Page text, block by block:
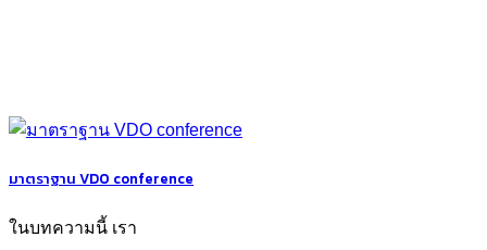
มาตราฐาน VDO conference
ในบทความนี้ เรา